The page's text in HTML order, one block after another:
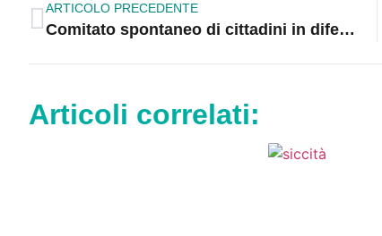
ARTICOLO PRECEDENTE
Comitato spontaneo di cittadini in difesa del diritto alla salute
Articoli correlati: